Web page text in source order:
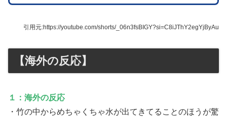
引用元:https://youtube.com/shorts/_06n3fsBIGY?si=C8iJThY2egYjByAu
【海外の反応】
１：海外の反応
・竹の中からめちゃくちゃ水が出てきてることのほうが驚